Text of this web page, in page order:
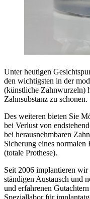
Unter heutigen
den wichtigsten in der
(künstliche Zahnwurzeln)
Zahnsubstanz zu schonen.
Des weiteren bieten Sie
bei Verlust von
bei herausnehmbaren
Sicherung eines
(totale Prothese).
Seit 2006 implantieren
ständigen Austausch und
und erfahrenen